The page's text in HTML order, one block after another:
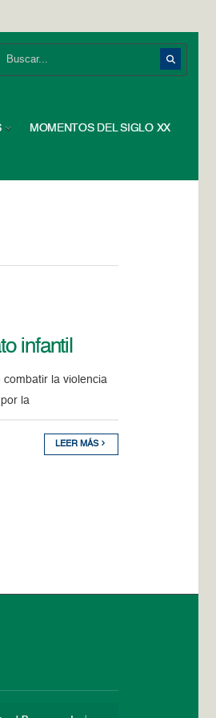
MOMENTOS DEL SIGLO XX
infantil
la violencia
la
LEER MÁS